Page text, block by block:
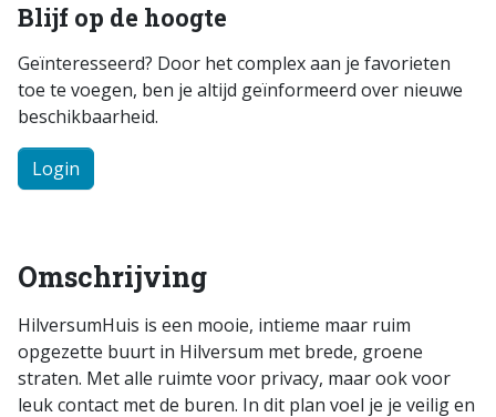
Blijf op de hoogte
Geïnteresseerd? Door het complex aan je favorieten
toe te voegen, ben je altijd geïnformeerd over nieuwe
beschikbaarheid.
Login
Omschrijving
HilversumHuis is een mooie, intieme maar ruim
opgezette buurt in Hilversum met brede, groene
straten. Met alle ruimte voor privacy, maar ook voor
leuk contact met de buren. In dit plan voel je je veilig en